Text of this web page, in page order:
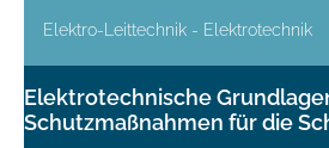
Elektro-Leittechnik - Elektrotechnik
Elektrotechnische
Schutzmaßnahmen für die